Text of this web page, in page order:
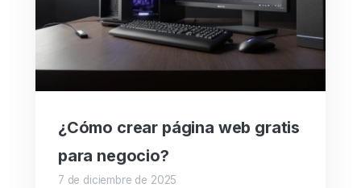
¿Cómo crear página web gratis
para negocio?
7 de diciembre de 2025